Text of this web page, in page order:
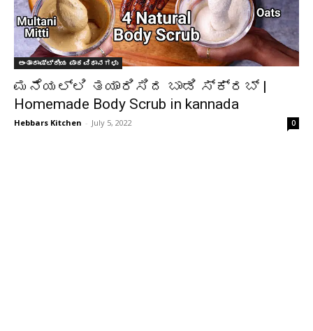
ಅಂತಾರಾಷ್ಟ್ರೀಯ ಪಾಕವಿಧಾನಗಳು
ಮನೆಯಲ್ಲಿ ತಯಾರಿಸಿದ ಬಾಡಿ ಸ್ಕ್ರಬ್ |
Homemade Body Scrub in kannada
Hebbars Kitchen - July 5, 2022 0